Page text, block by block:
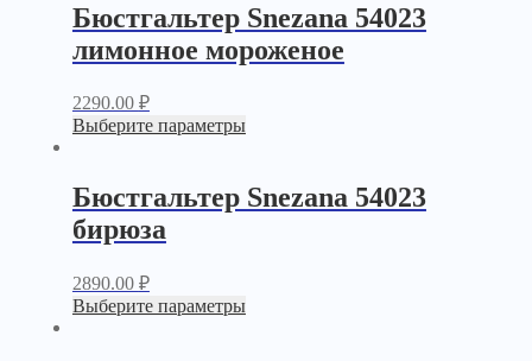
Бюстгальтер Snezana 54023
лимонное мороженое
2290.00 ₽
Выберите параметры
Бюстгальтер Snezana 54023
бирюза
2890.00 ₽
Выберите параметры